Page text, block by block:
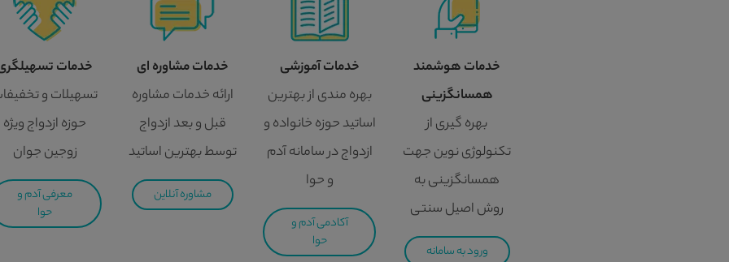
خدمات هوشمند
همسانگزینی
بهره گیری از
تکنولوژی نوین جهت
همسانگزینی به
روش اصیل سنتی
ورود به سامانه
خدمات آموزشی
بهره مندی از بهترین
اساتید حوزه خانواده و
ازدواج در سامانه آدم
و حوا
آکادمی آدم و
حوا
خدمات مشاوره ای
ارائه خدمات مشاوره
قبل و بعد ازدواج
توسط بهترین اساتید
مشاوره آنلاین
خدمات
تسهیلات و
حوزه ازدواج ویژه
زوجین جوان
معرفی آدم و
حوا